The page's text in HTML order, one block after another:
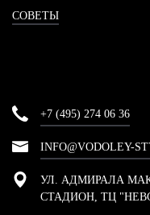
СОВЕТЫ
+7 (495) 274 06 36
INFO@VODOLEY-
УЛ. АДМИРАЛА
СТАДИОН, ТЦ